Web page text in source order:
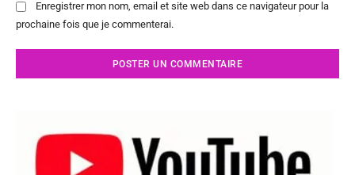
Enregistrer mon nom, email et site web dans ce navigateur pour la
prochaine fois que je commenterai.